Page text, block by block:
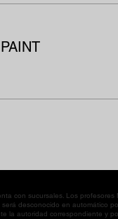
con sucursales. Los
desconocido en automático
la autoridad correspondiente y